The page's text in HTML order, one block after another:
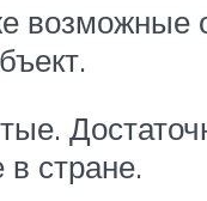
возможные
стране.